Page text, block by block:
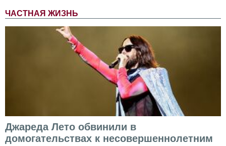
ЧАСТНАЯ ЖИЗНЬ
Джареда Лето обвинили в
домогательствах к несовершеннолетним